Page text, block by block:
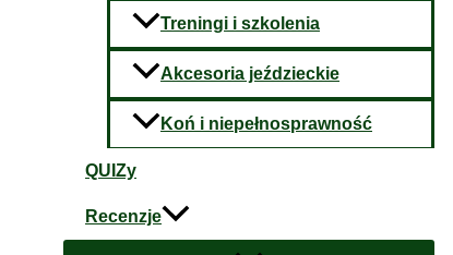
Treningi i szkolenia
Akcesoria jeździeckie
Koń i niepełnosprawność
QUIZy
Recenzje